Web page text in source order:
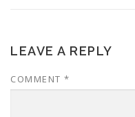
LEAVE A REPLY
COMMENT *